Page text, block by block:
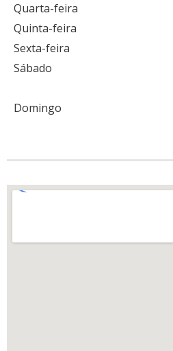
Quarta-feira
Quinta-feira
Sexta-feira
Sábado
Domingo